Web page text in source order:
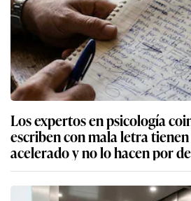
Los expertos en psicología
escriben con mala letra
acelerado y no lo hacen por